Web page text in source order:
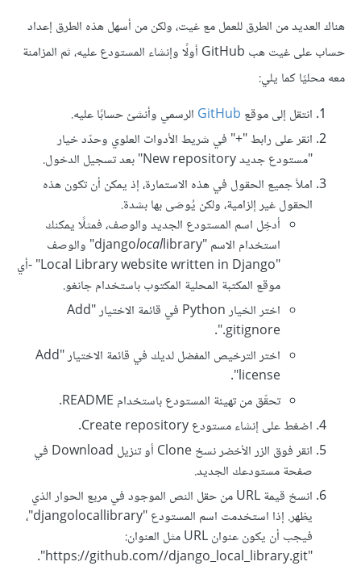
هناك العديد من الطرق للعمل مع غيت، ولكن من أسهل هذه الطرق إعداد
حساب على غيت هب GitHub أولًا وإنشاء المستودع عليه، ثم المزامنة
معه محليًا كما يلي:
انتقل إلى موقع GitHub الرسمي وأنشئ حسابًا عليه.
انقر على رابط "+" في شريط الأدوات العلوي وحدّد خيار
"مستودع جديد New repository" بعد تسجيل الدخول.
املأ جميع الحقول في هذه الاستمارة، إذ يمكن أن تكون هذه
الحقول غير إلزامية، ولكن يُوصَى بها بشدة.
أدخِل اسم المستودع الجديد والوصف، فمثلًا يمكنك
استخدام الاسم "django
local
library" والوصف
"Local Library website written in Django" -أي
موقع المكتبة المحلية المكتوب باستخدام جانغو.
اختر الخيار Python في قائمة الاختيار "Add
.gitignore".
اختر الترخيص المفضل لديك في قائمة الاختيار "Add
license".
تحقّق من تهيئة المستودع باستخدام README.
اضغط على إنشاء مستودع Create repository.
انقر فوق الزر الأخضر نسخ Clone أو تنزيل Download في
صفحة مستودعك الجديد.
انسخ قيمة URL من حقل النص الموجود في مربع الحوار الذي
يظهر. إذا استخدمت اسم المستودع "djangolocallibrary"،
فيجب أن يكون عنوان URL مثل العنوان:
"https://github.com/
/django_local_library.git".